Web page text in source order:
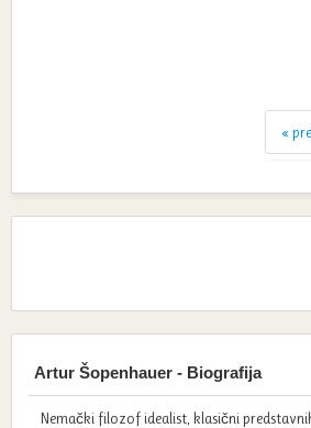
«
Artur Šopenhauer - Biografija
Nemački filozof idealist, klasični